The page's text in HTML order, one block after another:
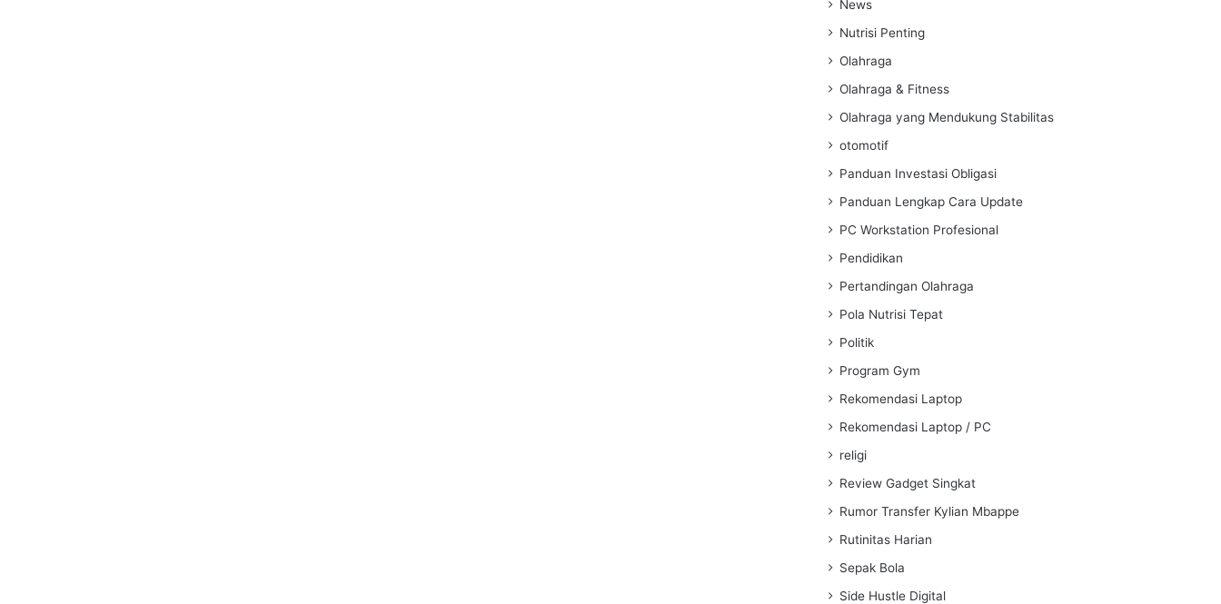
News
Nutrisi Penting
Olahraga
Olahraga & Fitness
Olahraga yang Mendukung Stabilitas
otomotif
Panduan Investasi Obligasi
Panduan Lengkap Cara Update
PC Workstation Profesional
Pendidikan
Pertandingan Olahraga
Pola Nutrisi Tepat
Politik
Program Gym
Rekomendasi Laptop
Rekomendasi Laptop / PC
religi
Review Gadget Singkat
Rumor Transfer Kylian Mbappe
Rutinitas Harian
Sepak Bola
Side Hustle Digital